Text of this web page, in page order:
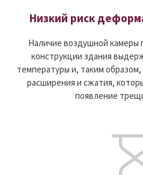
Низкий риск
Наличие воздушной
конструкции здания
температуры и, таким
расширения и сжатия,
появление